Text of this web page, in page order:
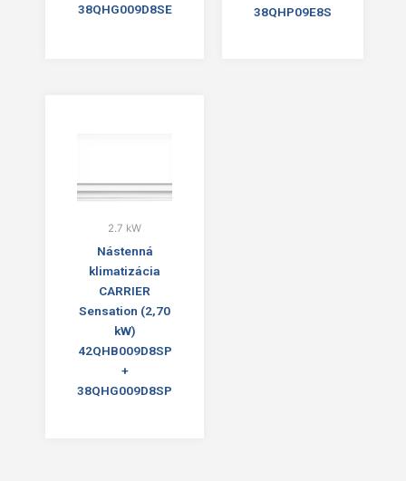
38QHG009D8SE
38QHP09E8S
2.7 kW
Nástenná
klimatizácia
CARRIER
Sensation (2,70
kW)
42QHB009D8SP
+
38QHG009D8SP